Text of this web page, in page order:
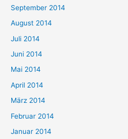
September 2014
August 2014
Juli 2014
Juni 2014
Mai 2014
April 2014
März 2014
Februar 2014
Januar 2014